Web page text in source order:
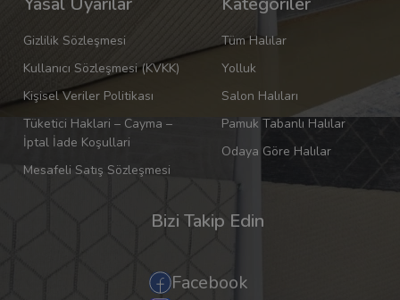
Gizlilik Sözleşmesi
Kullanıcı Sözleşmesi (KVKK)
Kişisel Veriler Politikası
Tüketici Haklari – Cayma –
İptal İade Koşullari
Mesafeli Satış Sözleşmesi
Tüm Halılar
Yolluk
Salon Halıları
Pamuk Tabanlı Halılar
Odaya Göre Halılar
Bizi Takip Edin
Facebook